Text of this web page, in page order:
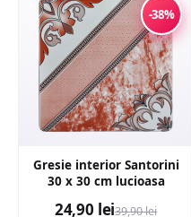
-38%
Gresie interior Santorini
30 x 30 cm lucioasa
24,90 lei39,90 lei